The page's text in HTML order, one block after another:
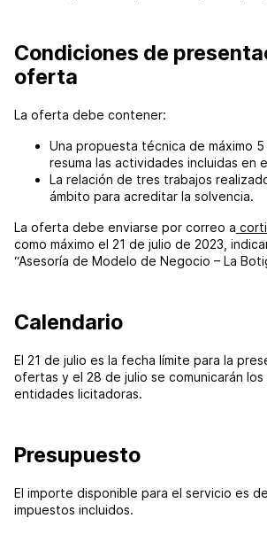
Condiciones de
oferta
La oferta debe contener:
Una propuesta técnica de máximo
resuma las actividades incluidas en
La relación de tres trabajos
ámbito para acreditar la solvencia.
La oferta debe enviarse por correo a
como máximo el 21 de julio de 2023,
“Asesoría de Modelo de Negocio – La
Calendario
El 21 de julio es la fecha límite para la
ofertas y el 28 de julio se comunicarán los
entidades licitadoras.
Presupuesto
El importe disponible para el servicio es
impuestos incluidos.